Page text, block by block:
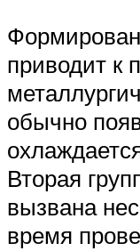
приводит к
обычно
Вторая
вызвана
время